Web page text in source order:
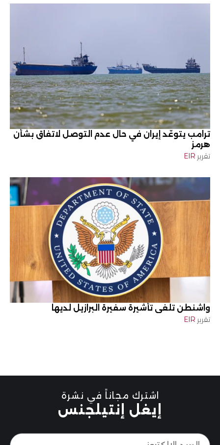
ترامب يتوعّد إيران في حال عدم التوصل لاتفاق بشأن
هرمز
تقرير EIR
واشنطن تلغي تأشيرة سفيرة البرازيل لديها
تقرير EIR
اشترك مجاناً في نشرة
إيغل إنتيلجنس